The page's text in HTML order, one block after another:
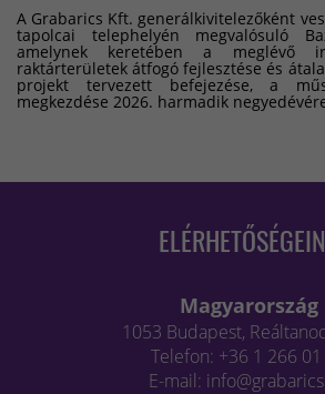
A Grabarics Kft. generálkivitelezőként
tapolcai telephelyén megvalósuló
amelynek keretében a meglévő
raktárterületek átfogó fejlesztése és
projekt tervezett befejezése, a
megkezdése 2026. harmadik
Magyarország
1053 Budapest,
Telefon: +36 1 266
E-mail: